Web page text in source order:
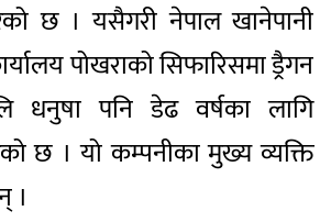
छ । यसैगरी नेपाल खानेपानी
पोखराको सिफारिसमा ड्रैगन
धनुषा पनि डेढ वर्षका लागि
छ । यो कम्पनीका मुख्य व्यक्ति
।